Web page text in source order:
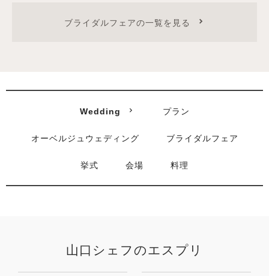
ブライダルフェアの一覧を見る
Wedding プラン
オーベルジュウェディング ブライダルフェア
挙式 会場 料理
山口シェフのエスプリ